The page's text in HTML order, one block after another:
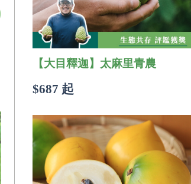
【大目釋迦】太麻里青農
$687 起